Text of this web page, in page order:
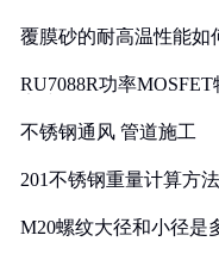
覆膜砂的耐高温性能如
RU7088R功率
不锈钢通风 管道施工
201不锈钢重量计算方
M20螺纹大径和小径是